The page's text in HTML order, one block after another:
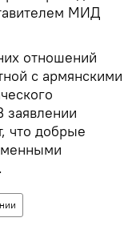
МИД
отношений
с армянскими
заявлении
что добрые